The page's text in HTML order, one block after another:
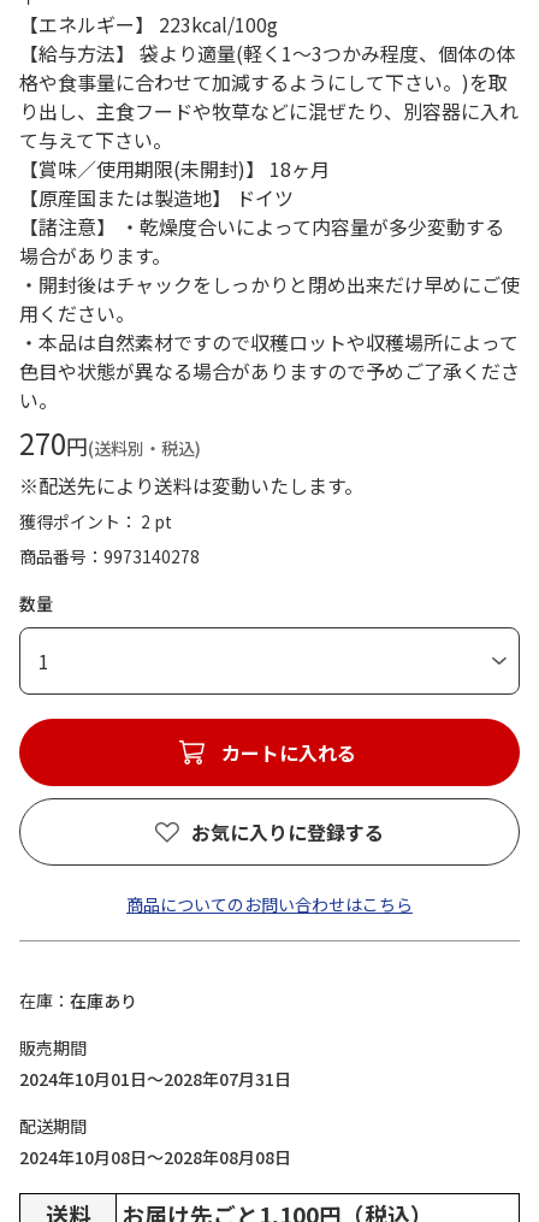
【エネルギー】 223kcal/100g
【給与方法】 袋より適量(軽く1～3つかみ程度、個体の体
格や食事量に合わせて加減するようにして下さい。)を取
り出し、主食フードや牧草などに混ぜたり、別容器に入れ
て与えて下さい。
【賞味／使用期限(未開封)】 18ヶ月
【原産国または製造地】 ドイツ
【諸注意】 ・乾燥度合いによって内容量が多少変動する
場合があります。
・開封後はチャックをしっかりと閉め出来だけ早めにご使
用ください。
・本品は自然素材ですので収穫ロットや収穫場所によって
色目や状態が異なる場合がありますので予めご了承くださ
い。
270円(送料別・税込)
※配送先により送料は変動いたします。
獲得ポイント： 2 pt
商品番号
9973140278
数量
1
カートに入れる
お気に入りに登録する
商品についてのお問い合わせはこちら
在庫
在庫あり
販売期間
2024年10月01日～2028年07月31日
配送期間
2024年10月08日～2028年08月08日
送料 お届け先ごと1,100円（税込）